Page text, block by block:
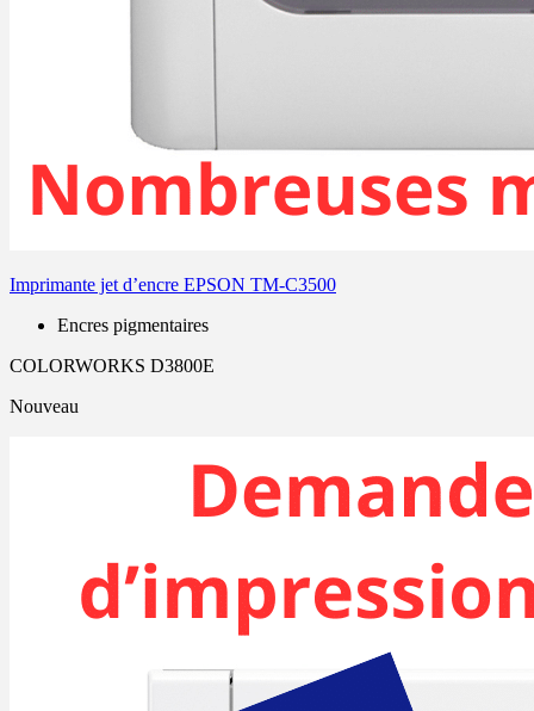
Imprimante jet d’encre EPSON TM-C3500
Encres pigmentaires
COLORWORKS D3800E
Nouveau